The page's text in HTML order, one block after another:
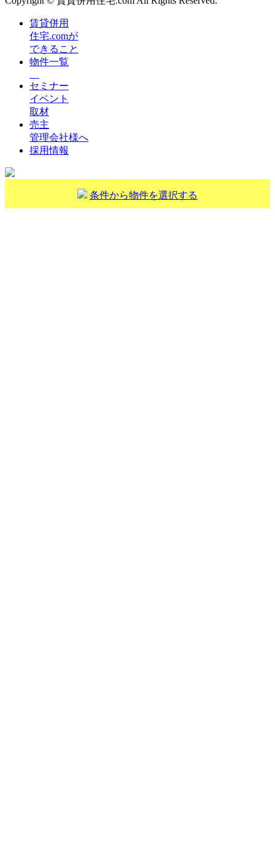
賃貸併用
住宅.comが
できること
物件一覧
セミナー
イベント
取材
売主
管理会社様へ
採用情報
条件から物件を選択する